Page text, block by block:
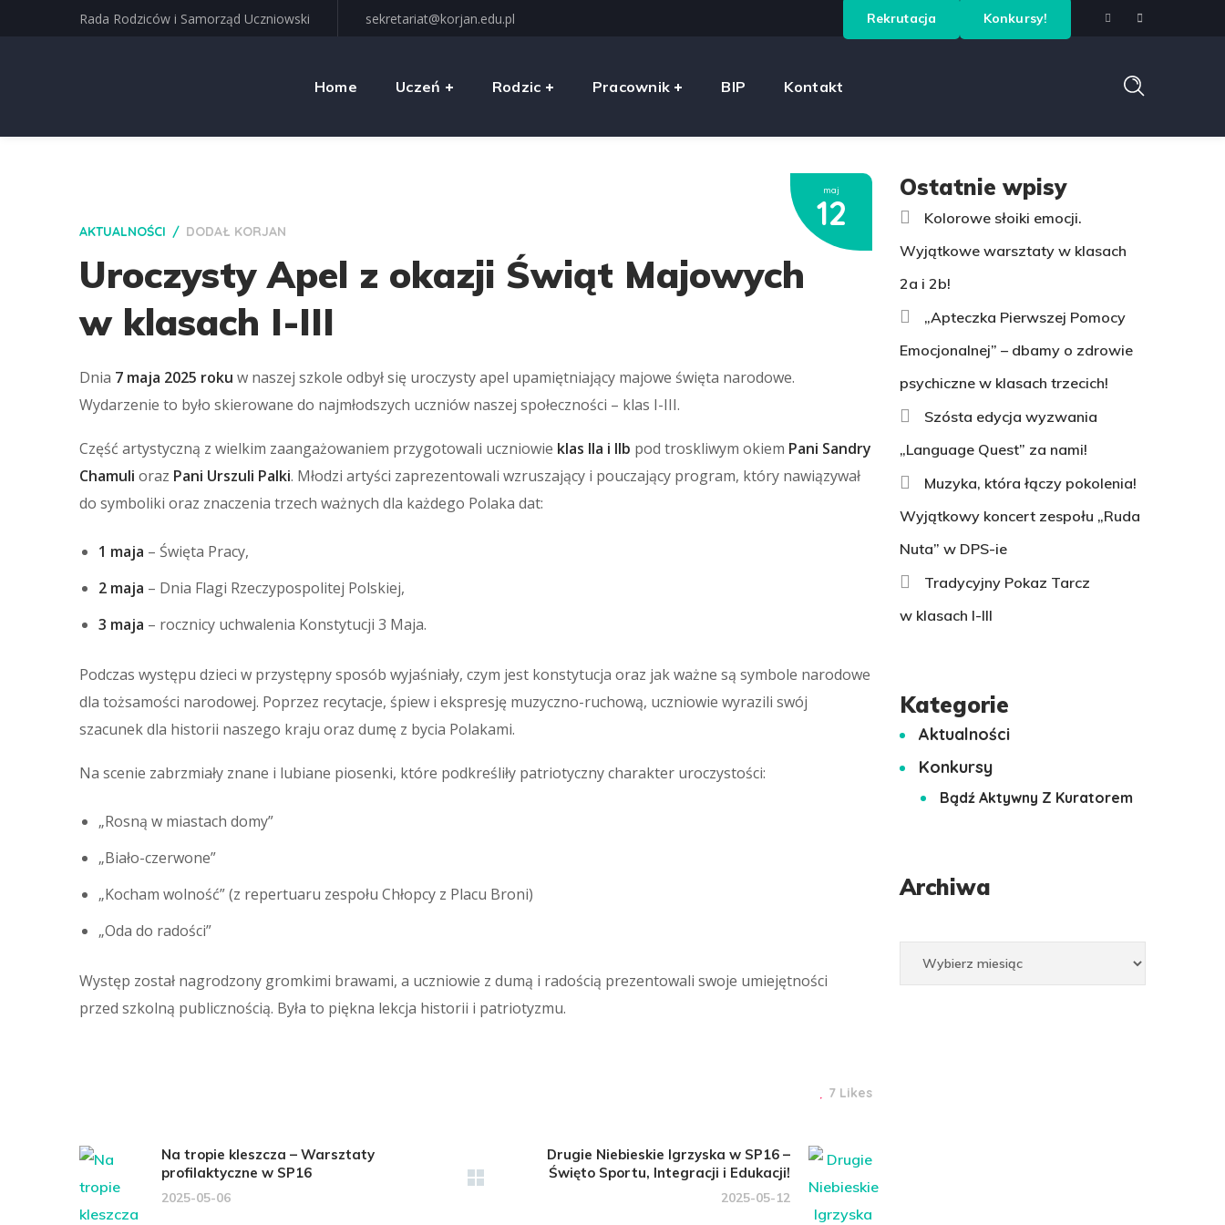
Rada Rodziców i Samorząd Uczniowski sekretariat@korjan.edu.pl Rekrutacja Konkursy!
Home Uczeń Rodzic Pracownik BIP Kontakt
maj
12
AKTUALNOŚCI DODAŁ KORJAN
Uroczysty Apel z okazji Świąt Majowych
w klasach I-III
Dnia 7 maja 2025 roku w naszej szkole odbył się uroczysty apel upamiętniający majowe święta narodowe.
Wydarzenie to było skierowane do najmłodszych uczniów naszej społeczności – klas I-III.
Część artystyczną z wielkim zaangażowaniem przygotowali uczniowie klas IIa i IIb pod troskliwym okiem Pani Sandry
Chamuli oraz Pani Urszuli Palki. Młodzi artyści zaprezentowali wzruszający i pouczający program, który nawiązywał
do symboliki oraz znaczenia trzech ważnych dla każdego Polaka dat:
1 maja – Święta Pracy,
2 maja – Dnia Flagi Rzeczypospolitej Polskiej,
3 maja – rocznicy uchwalenia Konstytucji 3 Maja.
Podczas występu dzieci w przystępny sposób wyjaśniały, czym jest konstytucja oraz jak ważne są symbole narodowe
dla tożsamości narodowej. Poprzez recytacje, śpiew i ekspresję muzyczno-ruchową, uczniowie wyrazili swój
szacunek dla historii naszego kraju oraz dumę z bycia Polakami.
Na scenie zabrzmiały znane i lubiane piosenki, które podkreśliły patriotyczny charakter uroczystości:
„Rosną w miastach domy”
„Biało-czerwone”
„Kocham wolność” (z repertuaru zespołu Chłopcy z Placu Broni)
„Oda do radości”
Występ został nagrodzony gromkimi brawami, a uczniowie z dumą i radością prezentowali swoje umiejętności
przed szkolną publicznością. Była to piękna lekcja historii i patriotyzmu.
7 Likes
Na tropie kleszcza – Warsztaty
profilaktyczne w SP16
2025-05-06
Drugie Niebieskie Igrzyska w SP16 –
Święto Sportu, Integracji i Edukacji!
2025-05-12
Ostatnie wpisy
Kolorowe słoiki emocji.
Wyjątkowe warsztaty w klasach
2a i 2b!
„Apteczka Pierwszej Pomocy
Emocjonalnej” – dbamy o zdrowie
psychiczne w klasach trzecich!
Szósta edycja wyzwania
„Language Quest” za nami!
Muzyka, która łączy pokolenia!
Wyjątkowy koncert zespołu „Ruda
Nuta” w DPS-ie
Tradycyjny Pokaz Tarcz
w klasach I-III
Kategorie
Aktualności
Konkursy
Bądź Aktywny Z Kuratorem
Archiwa
Archiwa